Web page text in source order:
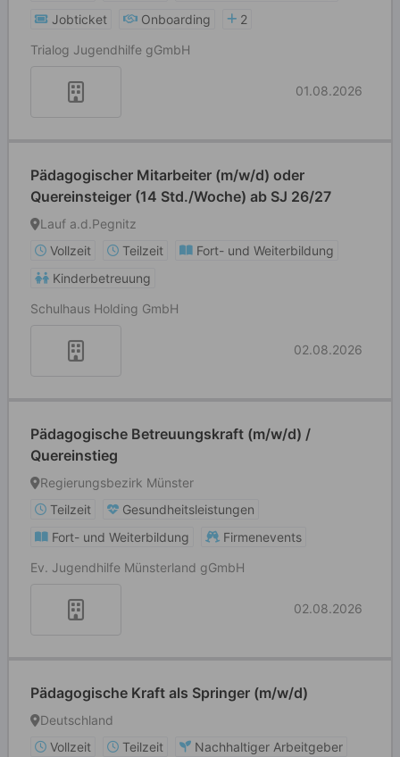
Jobticket
Onboarding
2
Trialog Jugendhilfe gGmbH
01.08.2026
Pädagogischer Mitarbeiter (m/w/d) oder
Quereinsteiger (14 Std./Woche) ab SJ 26/27
Lauf a.d.Pegnitz
Vollzeit
Teilzeit
Fort- und Weiterbildung
Kinderbetreuung
Schulhaus Holding GmbH
02.08.2026
Pädagogische Betreuungskraft (m/w/d) /
Quereinstieg
Regierungsbezirk Münster
Teilzeit
Gesundheitsleistungen
Fort- und Weiterbildung
Firmenevents
Ev. Jugendhilfe Münsterland gGmbH
02.08.2026
Pädagogische Kraft als Springer (m/w/d)
Deutschland
Vollzeit
Teilzeit Nachhaltiger Arbeitgeber